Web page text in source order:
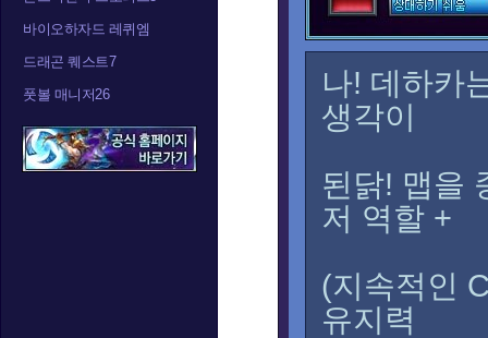
바이오하자드 레퀴엠
드래곤 퀘스트7
풋볼 매니저26
나! 데하카
생각이
된닭! 맵을
저 역할 +
(지속적인
유지력